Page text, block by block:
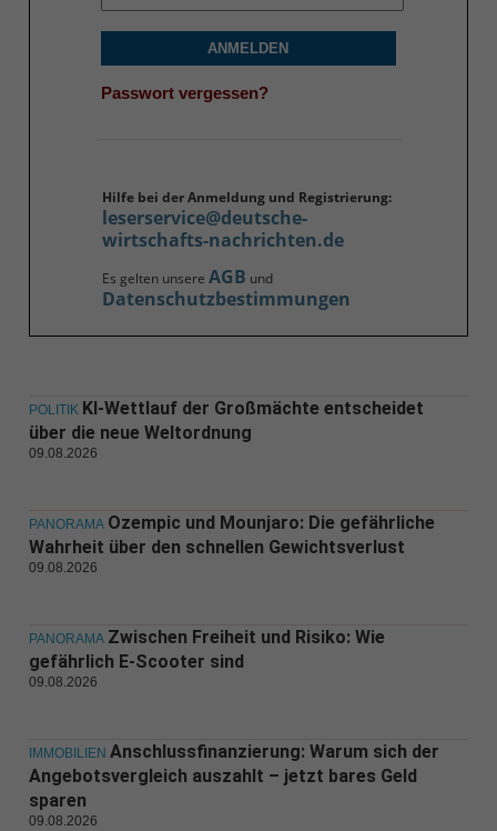
ANMELDEN
Passwort vergessen?
Hilfe bei der Anmeldung und Registrierung:
leserservice@deutsche-
wirtschafts-nachrichten.de
Es gelten unsere AGB und
Datenschutzbestimmungen
POLITIK KI-Wettlauf der Großmächte entscheidet
über die neue Weltordnung
09.08.2026
PANORAMA Ozempic und Mounjaro: Die gefährliche
Wahrheit über den schnellen Gewichtsverlust
09.08.2026
PANORAMA Zwischen Freiheit und Risiko: Wie
gefährlich E-Scooter sind
09.08.2026
IMMOBILIEN Anschlussfinanzierung: Warum sich der
Angebotsvergleich auszahlt – jetzt bares Geld
sparen
09.08.2026